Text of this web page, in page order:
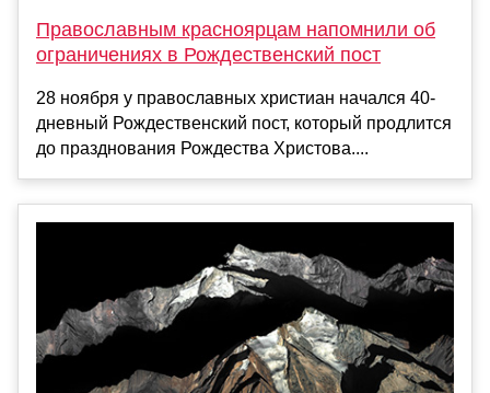
Православным красноярцам напомнили об
ограничениях в Рождественский пост
28 ноября у православных христиан начался 40-
дневный Рождественский пост, который продлится
до празднования Рождества Христова....